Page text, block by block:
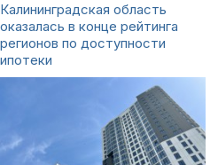
Калининградская область
оказалась в конце рейтинга
регионов по доступности
ипотеки